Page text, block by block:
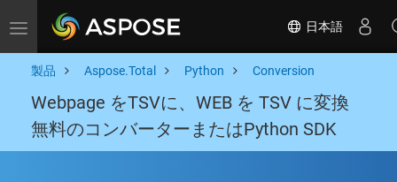
Toggle navigation 日本語
製品 Aspose.Total Python Conversion
Webpage をTSVに、WEB を TSV に変換
無料のコンバーターまたはPython SDK